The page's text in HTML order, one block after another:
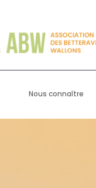
Nous connaître